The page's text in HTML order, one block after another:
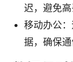
迟，避免高
移动办公
据，确保通